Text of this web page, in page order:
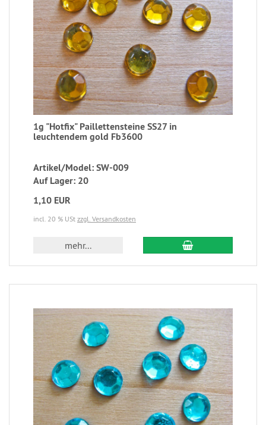
1g "Hotfix" Paillettensteine SS27 in
leuchtendem gold Fb3600
Artikel/Model: SW-009
Auf Lager: 20
1,10 EUR
incl. 20 % USt zzgl. Versandkosten
mehr...